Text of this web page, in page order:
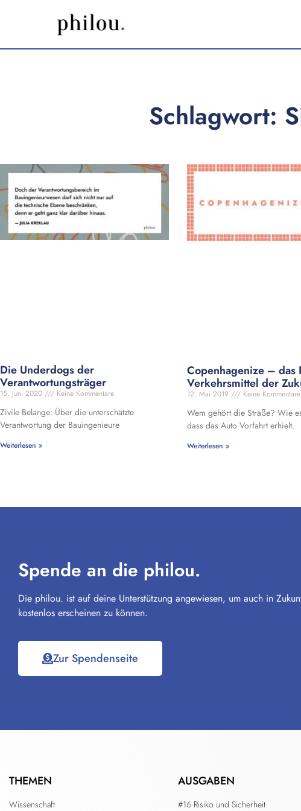
Schlagwort:
Die Underdogs der
Verantwortungsträger
15. Juni 2020 Keine Kommentare
Zivile Belange: Über die unterschätzte
Verantwortung der Bauingenieure
Weiterlesen »
Copenhagenize – das
Verkehrsmittel der
12. Mai 2019 Keine Kommentare
Wem gehört die Straße? Wie
dass das Auto Vorfahrt erhielt.
Weiterlesen »
Spende an die philou.
Die philou. ist auf deine Unterstützung angewiesen, um auch in
kostenlos erscheinen zu können.
Zur Spendenseite
THEMEN
Wissenschaft
AUSGABEN
#16 Risiko und Sicherheit